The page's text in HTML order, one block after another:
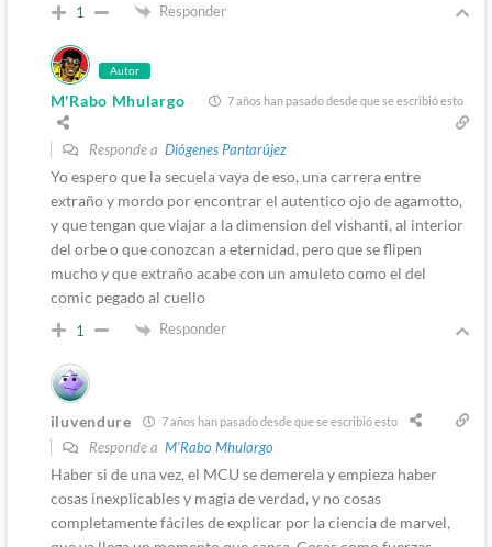
1 Responder
Autor
M'Rabo Mhulargo 7 años han pasado desde que se escribió esto
Responde a Diógenes Pantarújez
Yo espero que la secuela vaya de eso, una carrera entre
extraño y mordo por encontrar el autentico ojo de agamotto,
y que tengan que viajar a la dimension del vishanti, al interior
del orbe o que conozcan a eternidad, pero que se flipen
mucho y que extraño acabe con un amuleto como el del
comic pegado al cuello
1 Responder
iluvendure 7 años han pasado desde que se escribió esto
Responde a M'Rabo Mhulargo
Haber si de una vez, el MCU se demerela y empieza haber
cosas inexplicables y magia de verdad, y no cosas
completamente fáciles de explicar por la ciencia de marvel,